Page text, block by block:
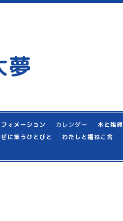
夢
ォメーション カレンダー 本と雑貨
に集うひとびと
わたしと福ねこ舎